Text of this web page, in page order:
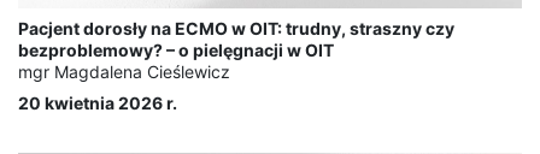
Pacjent dorosły na ECMO w OIT: trudny, straszny czy
bezproblemowy? – o pielęgnacji w OIT
mgr Magdalena Cieślewicz
20 kwietnia 2026 r.